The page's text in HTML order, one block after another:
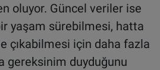
oluyor. Güncel veriler ise
yaşam sürebilmesi, hatta
çıkabilmesi için daha fazla
gereksinim duyduğunu